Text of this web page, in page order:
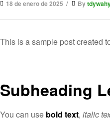
18 de enero de 2025 By
This is a sample post created
Subheading
You can use bold text, italic